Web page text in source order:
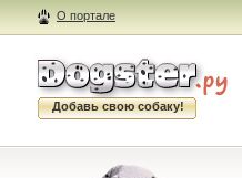
О портале
Добавь свою собаку!